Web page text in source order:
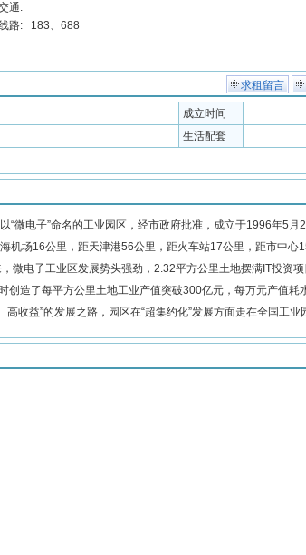
通:
路:
183、688
求租留言
成立时间
生活配套
微电子”命名的工业园区，经市政府批准，成立于1996年5月
场16公里，距天津港56公里，距火车站17公里，距市中心
微电子工业区发展势头强劲，2.32平方公里土地摆满IT投资
造了每平方公里土地工业产值突破300亿元，每万元产值耗
收益”的发展之路，园区在“超集约化”发展方面走在全国工业